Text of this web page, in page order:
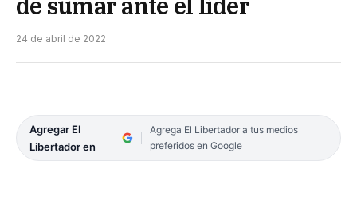
24 de abril de 2022
Agregar El
Libertador en
Agrega El Libertador a tus medios
preferidos en Google